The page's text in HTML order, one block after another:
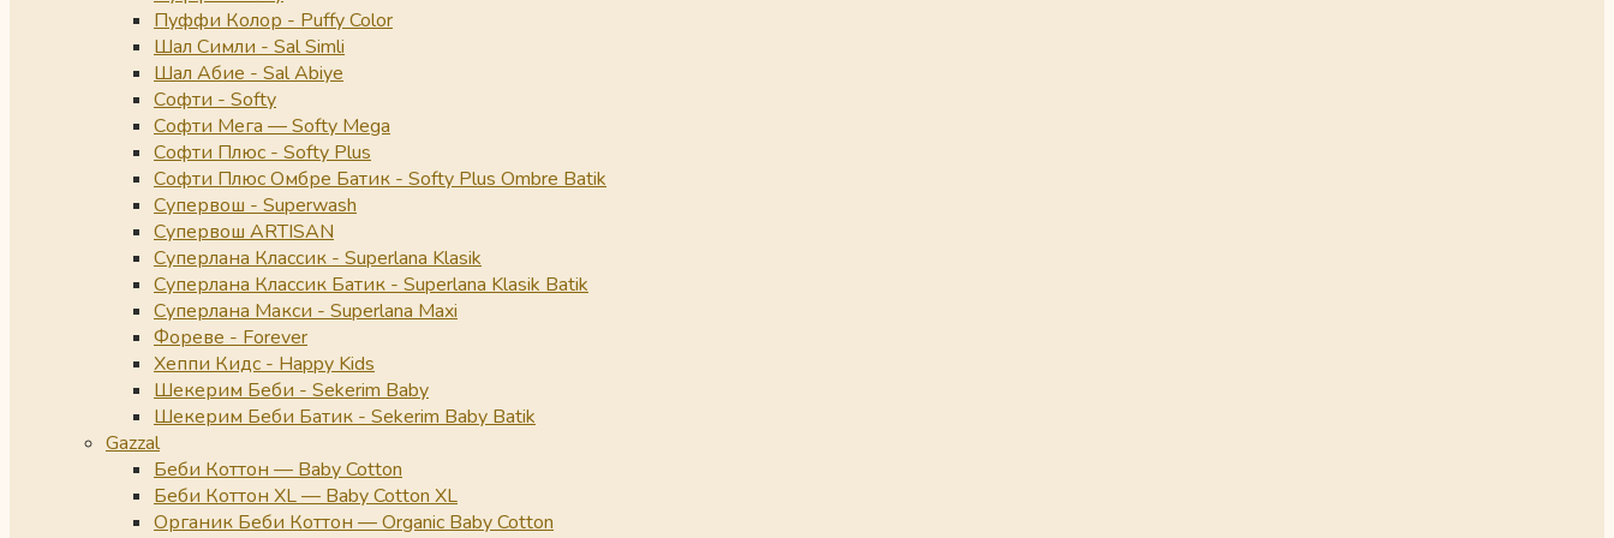
Пуффи Колор - Puffy Color
Шал Симли - Sal Simli
Шал Абие - Sal Abiye
Софти - Softy
Софти Мега — Softy Mega
Софти Плюс - Softy Plus
Софти Плюс Омбре Батик - Softy Plus Ombre Batik
Супервош - Superwash
Супервош ARTISAN
Суперлана Классик - Superlana Klasik
Суперлана Классик Батик - Superlana Klasik Batik
Суперлана Макси - Superlana Maxi
Фореве - Forever
Хеппи Кидс - Happy Kids
Шекерим Беби - Sekerim Baby
Шекерим Беби Батик - Sekerim Baby Batik
Gazzal
Беби Коттон — Baby Cotton
Беби Коттон XL — Baby Cotton XL
Органик Беби Коттон — Organic Baby Cotton